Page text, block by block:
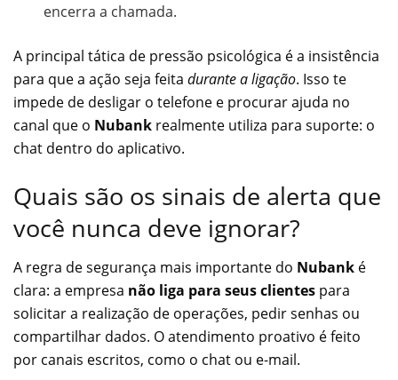
encerra a chamada.
A principal tática de pressão psicológica é a insistência
para que a ação seja feita durante a ligação. Isso te
impede de desligar o telefone e procurar ajuda no
canal que o Nubank realmente utiliza para suporte: o
chat dentro do aplicativo.
Quais são os sinais de alerta que
você nunca deve ignorar?
A regra de segurança mais importante do Nubank é
clara: a empresa não liga para seus clientes para
solicitar a realização de operações, pedir senhas ou
compartilhar dados. O atendimento proativo é feito
por canais escritos, como o chat ou e-mail.